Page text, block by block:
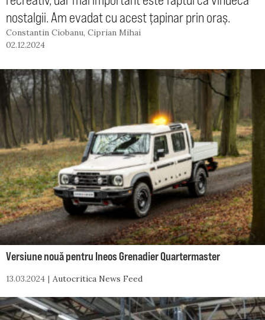
nostalgii. Am evadat cu acest țapinar prin oraș.
Constantin Ciobanu, Ciprian Mihai
02.12.2024
Versiune nouă pentru Ineos Grenadier Quartermaster
13.03.2024 Autocritica News Feed